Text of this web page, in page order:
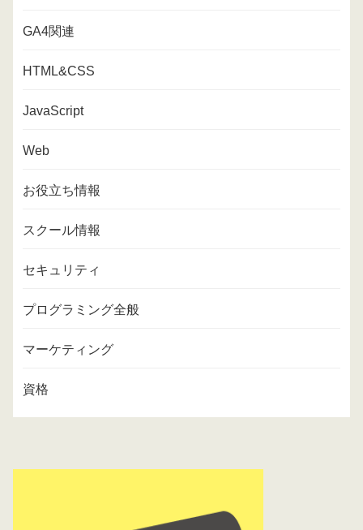
GA4関連
HTML&CSS
JavaScript
Web
お役立ち情報
スクール情報
セキュリティ
プログラミング全般
マーケティング
資格